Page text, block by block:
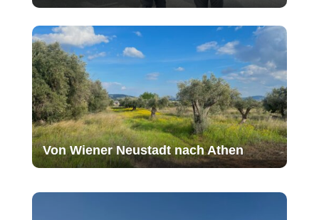
Von Wiener Neustadt nach Athen